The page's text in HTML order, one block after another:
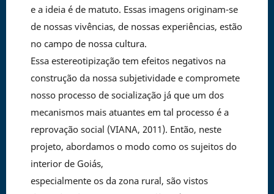
e a ideia é de matuto. Essas imagens originam-se
de nossas vivências, de nossas experiências, estão
no campo de nossa cultura.
Essa estereotipização tem efeitos negativos na
construção da nossa subjetividade e compromete
nosso processo de socialização já que um dos
mecanismos mais atuantes em tal processo é a
reprovação social (VIANA, 2011). Então, neste
projeto, abordamos o modo como os sujeitos do
interior de Goiás,
especialmente os da zona rural, são vistos